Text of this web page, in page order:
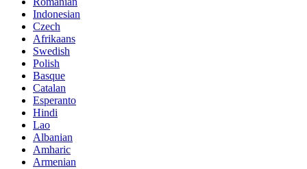
Indonesian
Czech
Afrikaans
Swedish
Polish
Basque
Catalan
Esperanto
Hindi
Lao
Albanian
Amharic
Armenian